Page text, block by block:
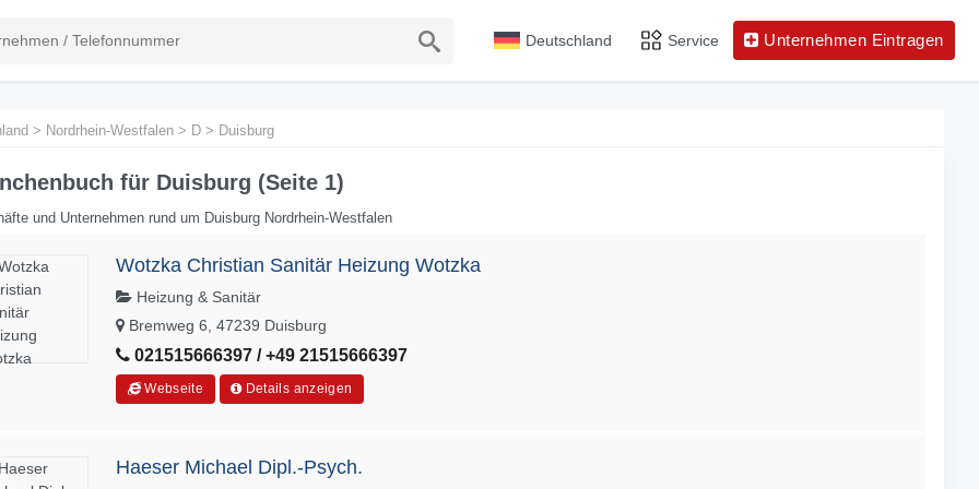
Deutschland Service Unternehmen Eintragen
> Nordrhein-Westfalen > D > Duisburg
für Duisburg (Seite 1)
und Unternehmen rund um Duisburg Nordrhein-Westfalen
Wotzka Christian Sanitär Heizung Wotzka
Heizung & Sanitär
Bremweg 6, 47239 Duisburg
021515666397 / +49 21515666397
Webseite Details anzeigen
Haeser Michael Dipl.-Psych.